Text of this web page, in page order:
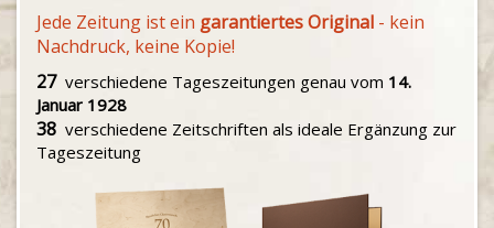
Jede Zeitung ist ein garantiertes Original - kein
Nachdruck, keine Kopie!
27verschiedene Tageszeitungen genau vom 14.
Januar 1928
38 verschiedene Zeitschriften als ideale Ergänzung zur
Tageszeitung